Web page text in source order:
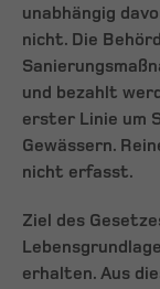
unabhängig
nicht. Die
und bezahlt
erster Linie um
Gewässern.
nicht erfasst.
Ziel des
erhalten. Aus